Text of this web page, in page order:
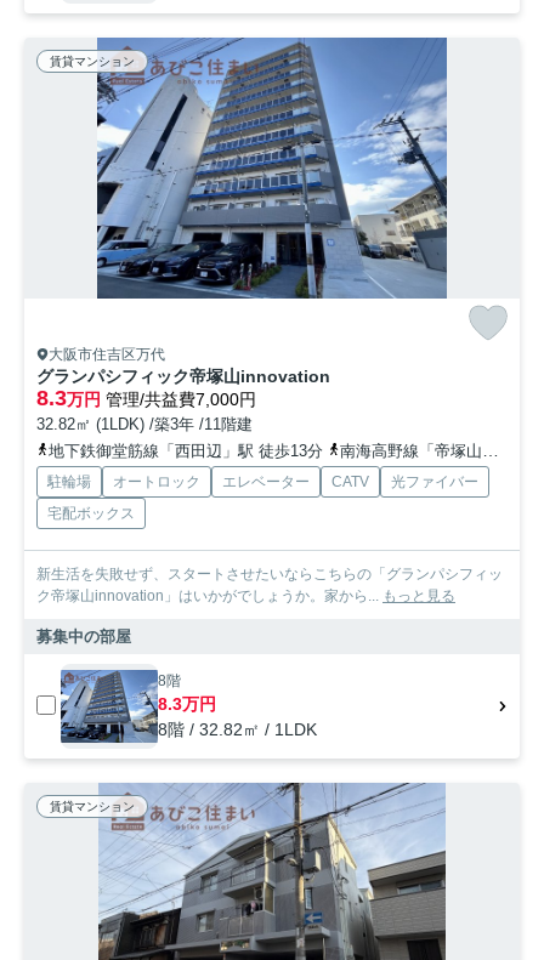
賃貸マンション
大阪市住吉区万代
グランパシフィック帝塚山innovation
8.3万円 管理/共益費7,000円
32.82㎡ (1LDK) /築3年 /11階建
地下鉄御堂筋線「西田辺」駅 徒歩13分
南海高野線「帝塚山」駅 徒歩10分
駐輪場 オートロック エレベーター CATV
光ファイバー
宅配ボックス
新生活を失敗せず、スタートさせたいならこちらの「グランパシフィッ
ク帝塚山innovation」はいかがでしょうか。家から...
もっと見る
募集中の部屋
8階
8.3万円
8階 / 32.82㎡ / 1LDK
賃貸マンション